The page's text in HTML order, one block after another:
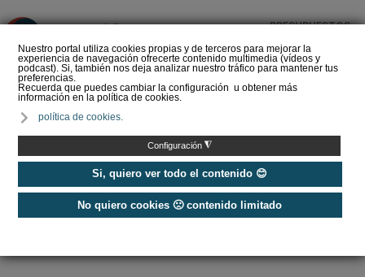
Nuestro portal utiliza cookies propias y de terceros para mejorar la
experiencia de navegación ofrecerte contenido multimedia (vídeos y
podcast). Si, también nos deja analizar nuestro tráfico para mantener tus
preferencias.
Recuerda que puedes cambiar la configuración u obtener más
información en la política de cookies.
política de cookies.
Configuración ◮
Si, quiero ver todo el contenido 😊
No quiero cookies 🙁 contenido limitado
PRESUPUESTOS
del Amperio (Episodio 3)
Etiquetas / zennio